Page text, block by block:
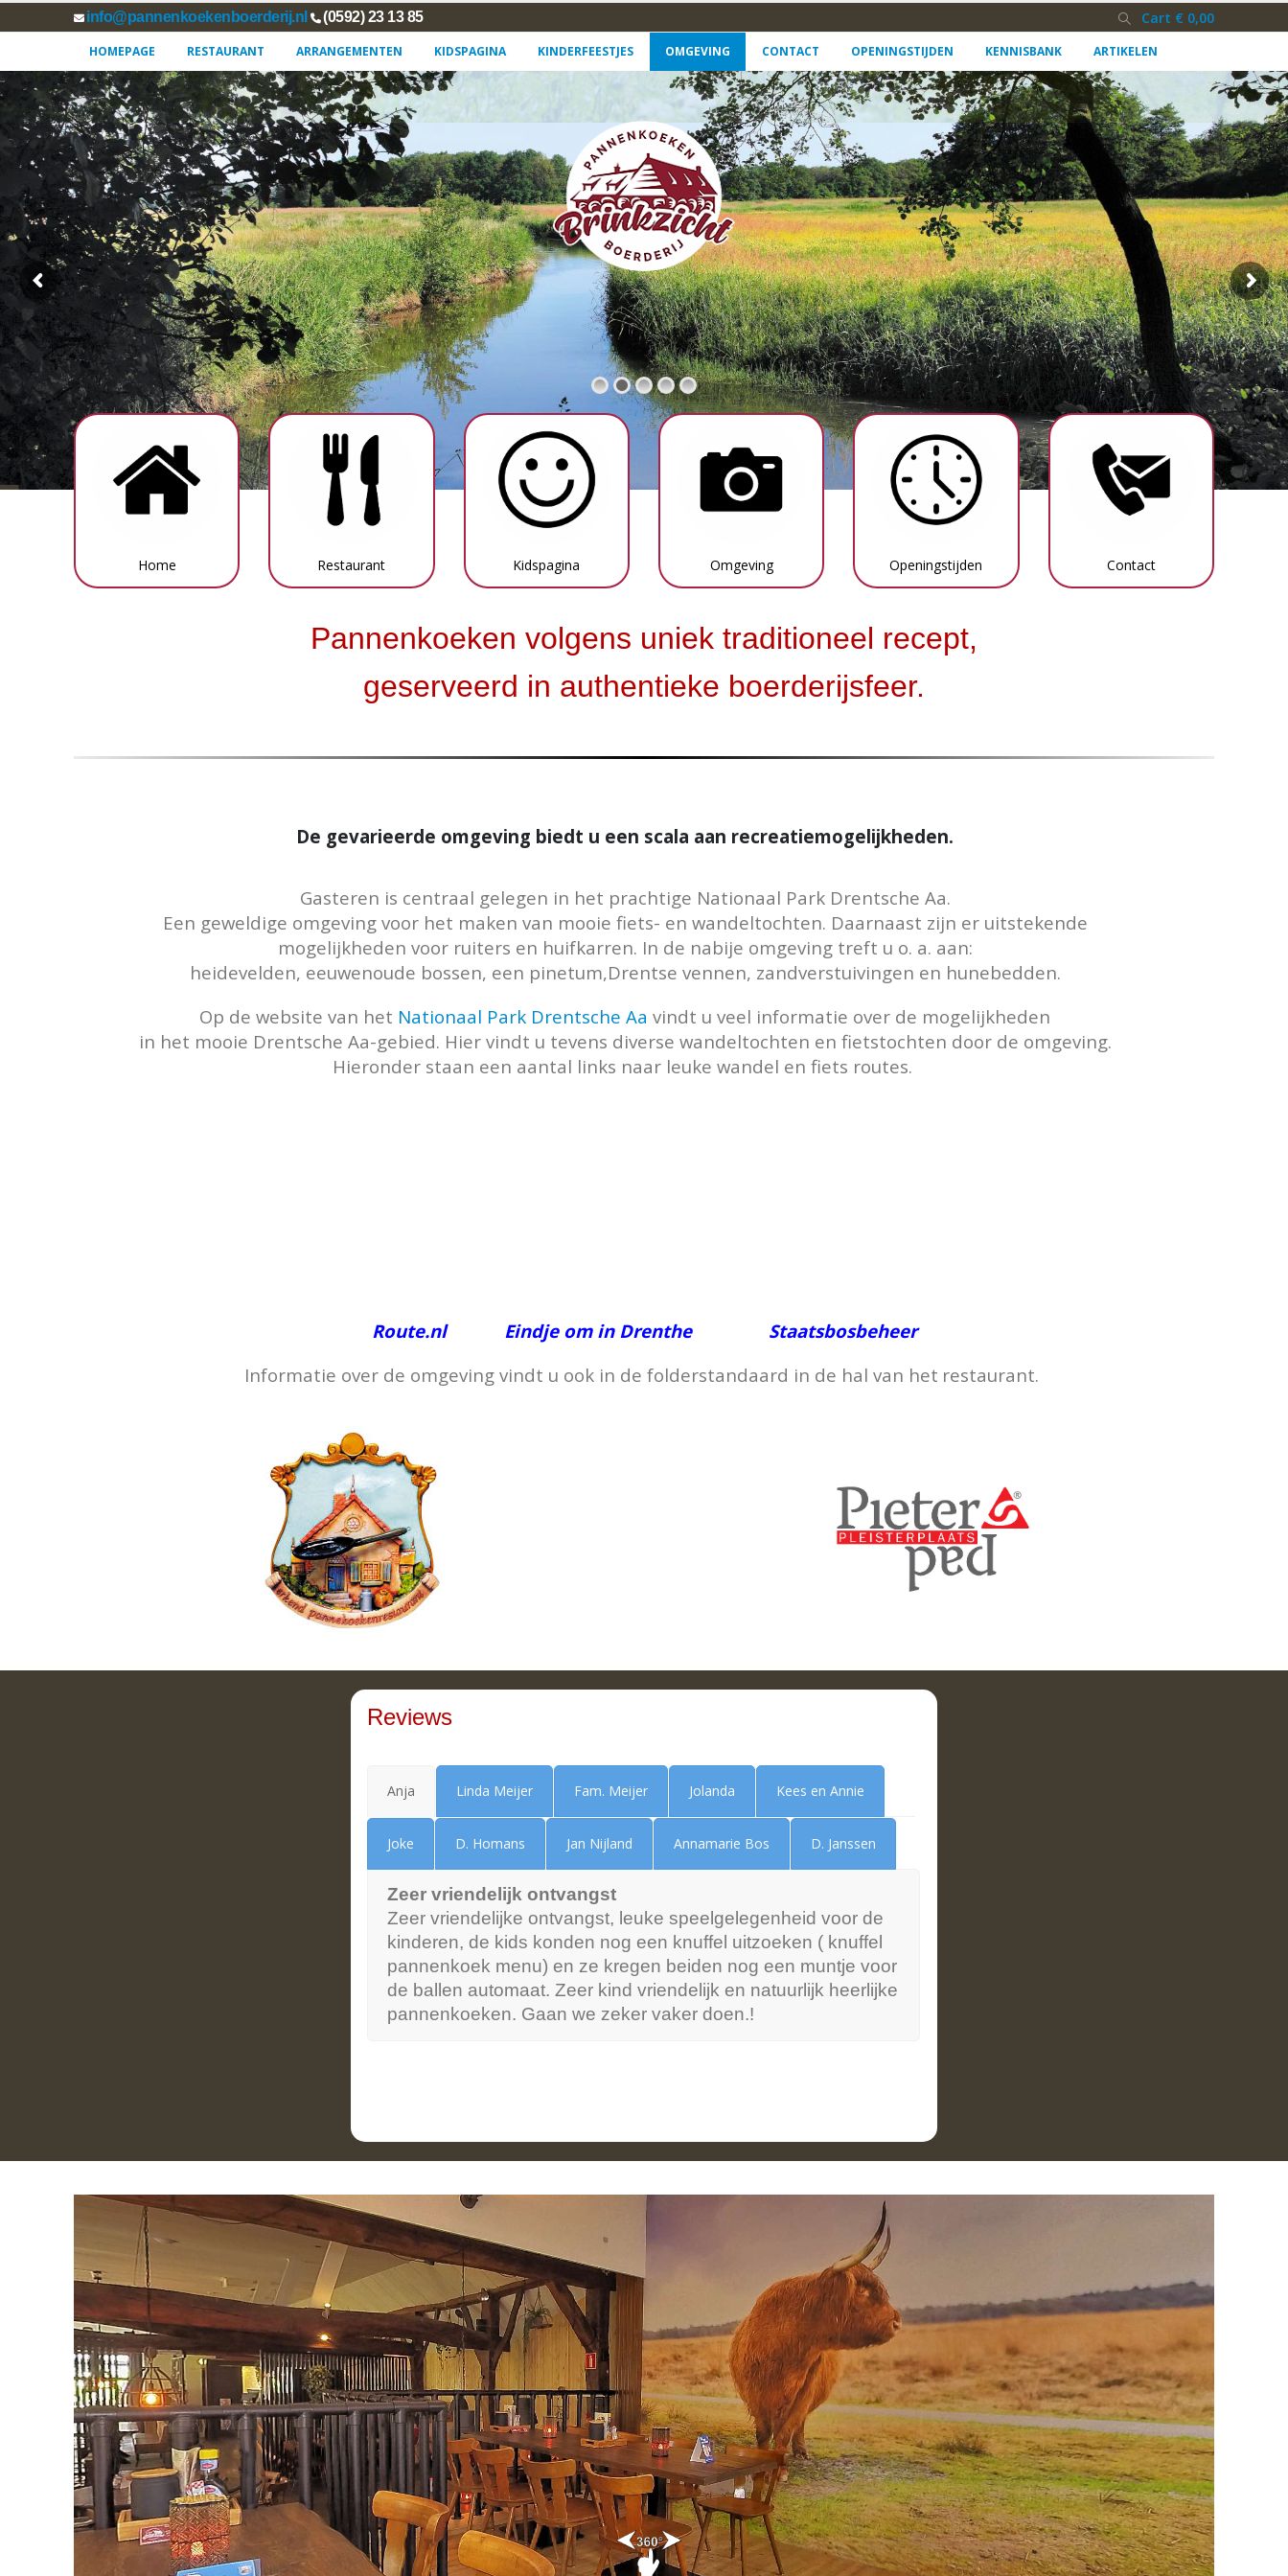
info@pannenkoekenboerderij.nl (0592) 23 13 85 Cart € 0,00
HOMEPAGE RESTAURANT ARRANGEMENTEN KIDSPAGINA KINDERFEESTJES OMGEVING CONTACT OPENINGSTIJDEN KENNISBANK ARTIKELEN
Home Restaurant Kidspagina Omgeving Openingstijden Contact
Pannenkoeken volgens uniek traditioneel recept,
geserveerd in authentieke boerderijsfeer.
De gevarieerde omgeving biedt u een scala aan recreatiemogelijkheden.
Gasteren is centraal gelegen in het prachtige Nationaal Park Drentsche Aa.
Een geweldige omgeving voor het maken van mooie fiets- en wandeltochten. Daarnaast zijn er uitstekende
mogelijkheden voor ruiters en huifkarren. In de nabije omgeving treft u o. a. aan:
heidevelden, eeuwenoude bossen, een pinetum,Drentse vennen, zandverstuivingen en hunebedden.
Op de website van het Nationaal Park Drentsche Aa vindt u veel informatie over de mogelijkheden
in het mooie Drentsche Aa-gebied. Hier vindt u tevens diverse wandeltochten en fietstochten door de omgeving.
Hieronder staan een aantal links naar leuke wandel en fiets routes.
Route.nl Eindje om in Drenthe
Staatsbosbeheer
Informatie over de omgeving vindt u ook in de folderstandaard in de hal van het restaurant.
Reviews
Anja Linda Meijer Fam. Meijer Jolanda Kees en Annie
Joke D. Homans Jan Nijland Annamarie Bos D. Janssen
Zeer vriendelijk ontvangst
Zeer vriendelijke ontvangst, leuke speelgelegenheid voor de
kinderen, de kids konden nog een knuffel uitzoeken ( knuffel
pannenkoek menu) en ze kregen beiden nog een muntje voor
de ballen automaat. Zeer kind vriendelijk en natuurlijk heerlijke
pannenkoeken. Gaan we zeker vaker doen.!